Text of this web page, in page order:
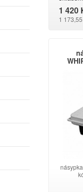
1 420
1